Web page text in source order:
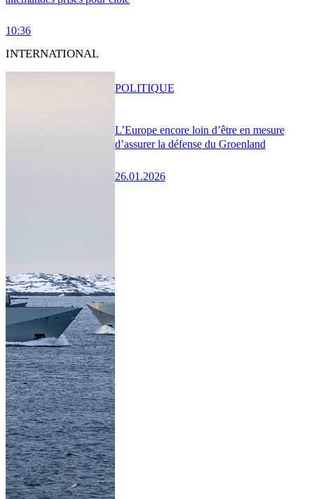
10:36
INTERNATIONAL
L’Europe encore loin d’être en mesure
d’assurer la défense du Groenland
26.01.2026
POLITIQUE